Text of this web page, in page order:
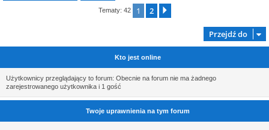
Tematy: 42 1 2
Przejdź do
Kto jest online
Użytkownicy przeglądający to forum: Obecnie na forum nie ma żadnego
zarejestrowanego użytkownika i 1 gość
Twoje uprawnienia na tym forum